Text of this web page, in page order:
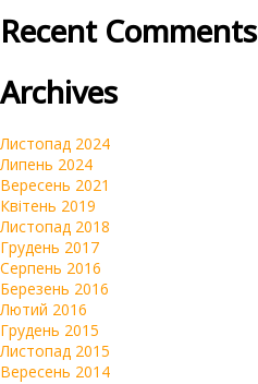
Recent Comments
Archives
Листопад 2024
Липень 2024
Вересень 2021
Квітень 2019
Листопад 2018
Грудень 2017
Серпень 2016
Березень 2016
Лютий 2016
Грудень 2015
Листопад 2015
Вересень 2014